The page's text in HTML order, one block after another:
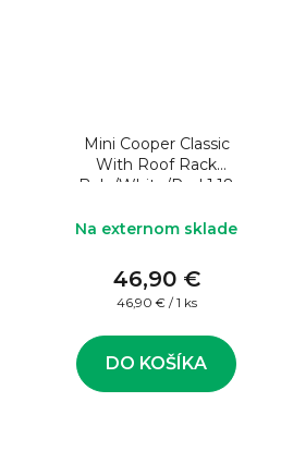
Mini Cooper Classic
With Roof Rack
Bule/White/Red 1:18
Na externom sklade
46,90 €
Jednotková
46,90 € / 1 ks
DO KOŠÍKA